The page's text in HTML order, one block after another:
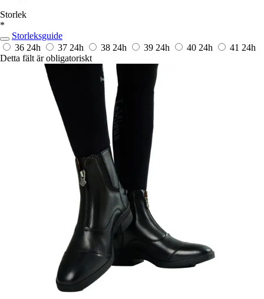
Storlek
*
Storleksguide
36 24h 37 24h 38 24h 39 24h 40 24h 41 24h
Detta fält är obligatoriskt